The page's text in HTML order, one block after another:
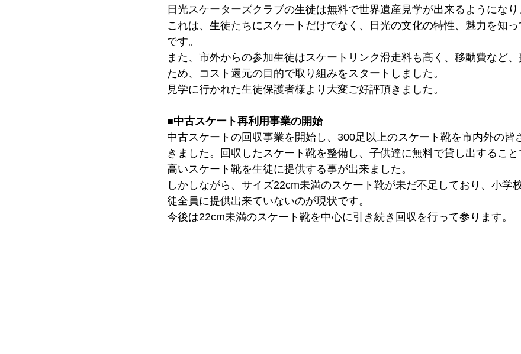
日光スケーターズクラブの生徒は無料で世界遺産見学が出来るようになり
これは、生徒たちにスケートだけでなく、日光の文化の特性、魅力を知
です。
また、市外からの参加生徒はスケートリンク滑走料も高く、移動費など
ため、コスト還元の目的で取り組みをスタートしました。
見学に行かれた生徒保護者様より大変ご好評頂きました。
■中古スケート再利用事業の開始
中古スケートの回収事業を開始し、300足以上のスケート靴を市内外の皆
きました。回収したスケート靴を整備し、子供達に無料で貸し出するこ
高いスケート靴を生徒に提供する事が出来ました。
しかしながら、サイズ22cm未満のスケート靴が未だ不足しており、小学
徒全員に提供出来ていないのが現状です。
今後は22cm未満のスケート靴を中心に引き続き回収を行って参ります。